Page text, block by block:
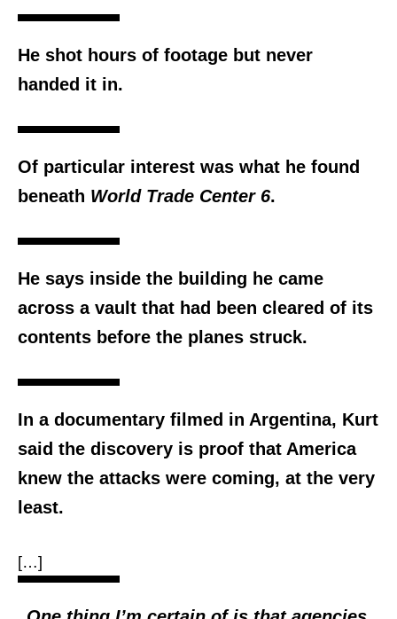
He shot hours of footage but never
handed it in.
Of particular interest was what he found
beneath World Trade Center 6.
He says inside the building he came
across a vault that had been cleared of its
contents before the planes struck.
In a documentary filmed in Argentina, Kurt
said the discovery is proof that America
knew the attacks were coming, at the very
least.
[…]